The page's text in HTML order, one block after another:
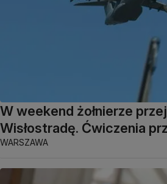
W weekend żołnierze
Wisłostradę. Ćwiczenia
WARSZAWA